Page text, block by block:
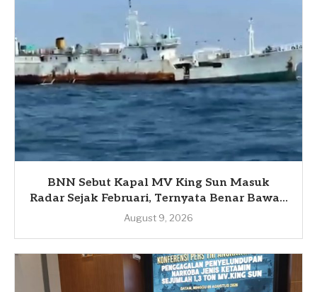
BNN Sebut Kapal MV King Sun Masuk
Radar Sejak Februari, Ternyata Benar Bawa...
August 9, 2026